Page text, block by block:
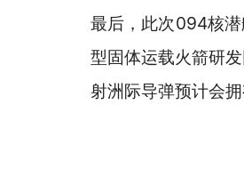
最后，此次094核
型固体运载火箭研
射洲际导弹预计会